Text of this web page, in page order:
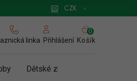
Zásady používání cookies
CZK
linka Přihlášení
NÁKUPNÍ
KOŠÍK
Košík
Dětské zboží a hračky